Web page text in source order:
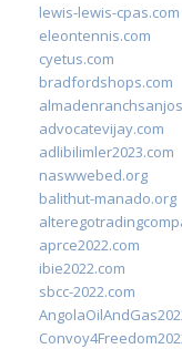
lewis-lewis-cpas.com
eleontennis.com
cyetus.com
bradfordshops.com
advocatevijay.com
adlibilimler2023.com
naswwebed.org
balithut-manado.org
aprce2022.com
ibie2022.com
sbcc-2022.com